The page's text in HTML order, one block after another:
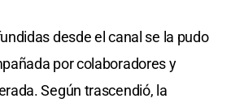
desde el canal se la pudo
por colaboradores y
Según trascendió, la